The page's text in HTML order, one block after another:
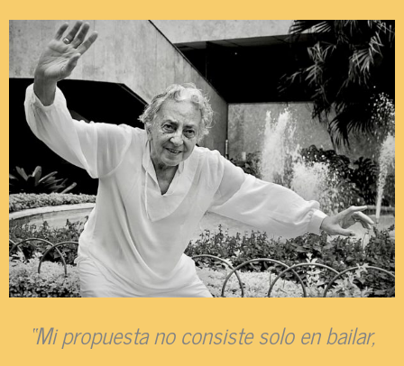
“Mi propuesta no consiste solo en bailar,